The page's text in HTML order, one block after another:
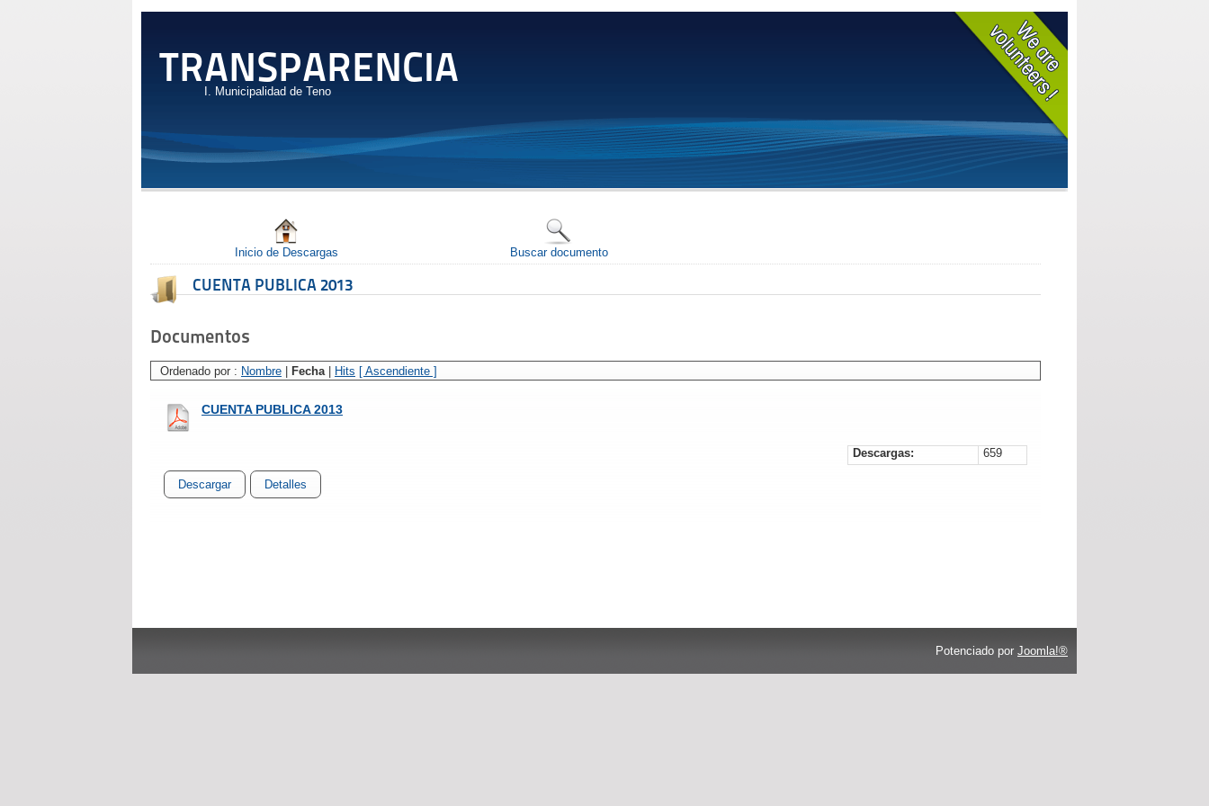
TRANSPARENCIA
I. Municipalidad de Teno
Inicio de Descargas Buscar documento
CUENTA PUBLICA 2013
Documentos
Ordenado por : Nombre Fecha Hits [ Ascendiente ]
CUENTA PUBLICA 2013
Descargas: 659
Descargar Detalles
Potenciado por Joomla!®